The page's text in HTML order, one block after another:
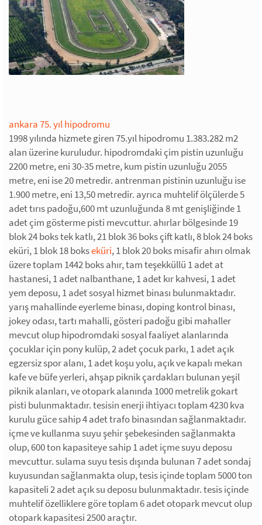
ankara 75. yıl hipodromu
1998 yılında hizmete giren 75.yıl hipodromu 1.383.282 m2
alan üzerine kuruludur. hipodromdaki çim pistin uzunluğu
2200 metre, eni 30-35 metre, kum pistin uzunluğu 2055
metre, eni ise 20 metredir. antrenman pistinin uzunluğu ise
1.900 metre, eni 13,50 metredir. ayrıca muhtelif ölçülerde 5
adet tırıs padoğu,600 mt uzunluğunda 8 mt genişliğinde 1
adet çim gösterme pisti mevcuttur. ahırlar bölgesinde 19
blok 24 boks tek katlı, 21 blok 36 boks çift katlı, 8 blok 24 boks
eküri, 1 blok 18 bokseküri, 1 blok 20 boks misafir ahırı olmak
üzere toplam 1442 boks ahır, tam teşekküllü 1 adet at
hastanesi, 1 adet nalbanthane, 1 adet kır kahvesi, 1 adet
yem deposu, 1 adet sosyal hizmet binası bulunmaktadır.
yarış mahallinde eyerleme binası, doping kontrol binası,
jokey odası, tartı mahalli, gösteri padoğu gibi mahaller
mevcut olup hipodromdaki sosyal faaliyet alanlarında
çocuklar için pony kulüp, 2 adet çocuk parkı, 1 adet açık
egzersiz spor alanı, 1 adet koşu yolu, açık ve kapalı mekan
kafe ve büfe yerleri, ahşap piknik çardakları bulunan yeşil
piknik alanları, ve otopark alanında 1000 metrelik gokart
pisti bulunmaktadır. tesisin enerji ihtiyacı toplam 4230 kva
kurulu güce sahip 4 adet trafo binasından sağlanmaktadır.
içme ve kullanma suyu şehir şebekesinden sağlanmakta
olup, 600 ton kapasiteye sahip 1 adet içme suyu deposu
mevcuttur. sulama suyu tesis dışında bulunan 7 adet sondaj
kuyusundan sağlanmakta olup, tesis içinde toplam 5000 ton
kapasiteli 2 adet açık su deposu bulunmaktadır. tesis içinde
muhtelif özelliklere göre toplam 6 adet otopark mevcut olup
otopark kapasitesi 2500 araçtır.